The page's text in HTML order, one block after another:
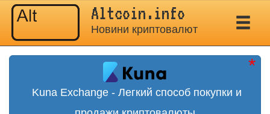
Altcoin.info
Новини криптовалют
Kuna Exchange - Легкий способ покупки и